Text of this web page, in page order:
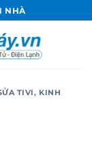
NHÀ
TIVI, KINH